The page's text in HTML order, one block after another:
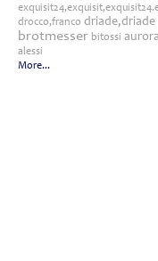
drocco,franco driade,driade
brotmesser bitossi aurora
alessi
More...